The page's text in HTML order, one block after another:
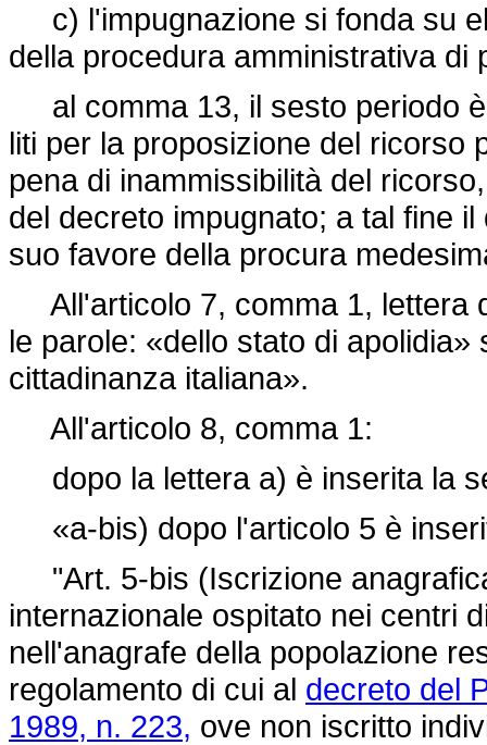
c) l'impugnazione si fonda su
della procedura amministrativa di
al comma 13, il sesto periodo
liti per la proposizione del ricorso
pena di inammissibilità del
del decreto impugnato; a tal fine
suo favore della procura
All'articolo 7, comma 1, lettera
le parole: «dello stato di
cittadinanza italiana».
All'articolo 8, comma 1:
dopo la lettera a) è inserita la
«a-bis) dopo l'articolo 5 è
"Art. 5-bis (Iscrizione
internazionale ospitato nei centri
nell'anagrafe della popolazione
regolamento di cui al decreto del
1989, n. 223, ove non iscritto